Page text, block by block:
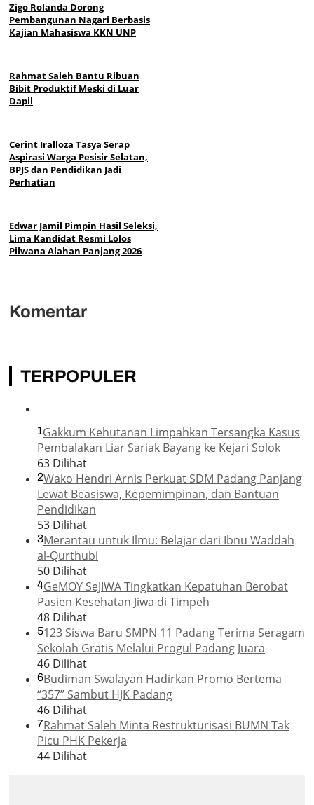
Zigo Rolanda Dorong
Pembangunan Nagari Berbasis
Kajian Mahasiswa KKN UNP
Rahmat Saleh Bantu Ribuan
Bibit Produktif Meski di Luar
Dapil
Cerint Iralloza Tasya Serap
Aspirasi Warga Pesisir Selatan,
BPJS dan Pendidikan Jadi
Perhatian
Edwar Jamil Pimpin Hasil Seleksi,
Lima Kandidat Resmi Lolos
Pilwana Alahan Panjang 2026
Komentar
TERPOPULER
1Gakkum Kehutanan Limpahkan Tersangka Kasus
Pembalakan Liar Sariak Bayang ke Kejari Solok
63 Dilihat
2Wako Hendri Arnis Perkuat SDM Padang Panjang
Lewat Beasiswa, Kepemimpinan, dan Bantuan
Pendidikan
53 Dilihat
3Merantau untuk Ilmu: Belajar dari Ibnu Waddah
al-Qurthubi
50 Dilihat
4GeMOY SeJIWA Tingkatkan Kepatuhan Berobat
Pasien Kesehatan Jiwa di Timpeh
48 Dilihat
5123 Siswa Baru SMPN 11 Padang Terima Seragam
Sekolah Gratis Melalui Progul Padang Juara
46 Dilihat
6Budiman Swalayan Hadirkan Promo Bertema
“357” Sambut HJK Padang
46 Dilihat
7Rahmat Saleh Minta Restrukturisasi BUMN Tak
Picu PHK Pekerja
44 Dilihat